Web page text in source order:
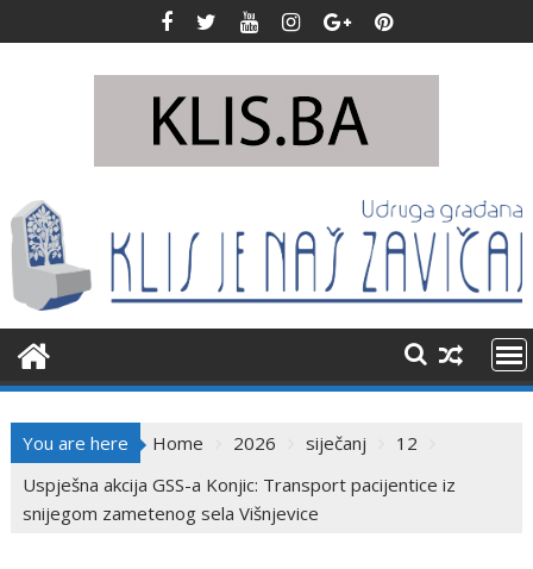
to
You are here Home 2026 siječanj
12
Uspješna akcija GSS-a Konjic: Transport pacijentice iz
snijegom zametenog sela Višnjevice